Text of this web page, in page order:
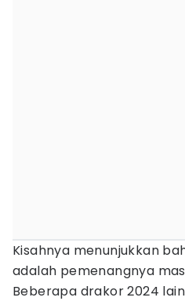
Kisahnya menunjukkan
adalah pemenangnya
Beberapa drakor 2024